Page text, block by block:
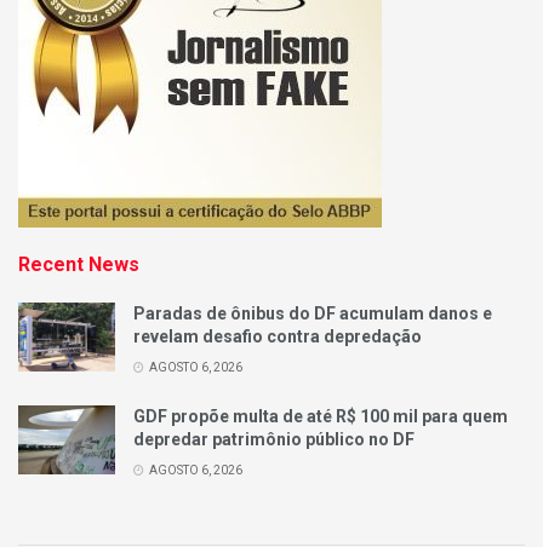
Recent News
Paradas de ônibus do DF acumulam danos e
revelam desafio contra depredação
AGOSTO 6, 2026
GDF propõe multa de até R$ 100 mil para quem
depredar patrimônio público no DF
AGOSTO 6, 2026